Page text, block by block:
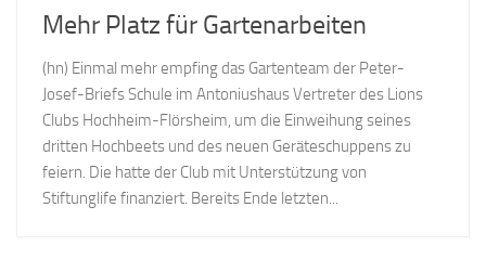
Mehr Platz für Gartenarbeiten
(hn) Einmal mehr empfing das Gartenteam der Peter-
Josef-Briefs Schule im Antoniushaus Vertreter des Lions
Clubs Hochheim-Flörsheim, um die Einweihung seines
dritten Hochbeets und des neuen Geräteschuppens zu
feiern. Die hatte der Club mit Unterstützung von
Stiftunglife finanziert. Bereits Ende letzten...